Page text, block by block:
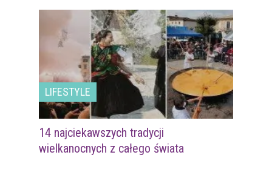
LIFESTYLE
14 najciekawszych tradycji
wielkanocnych z całego świata